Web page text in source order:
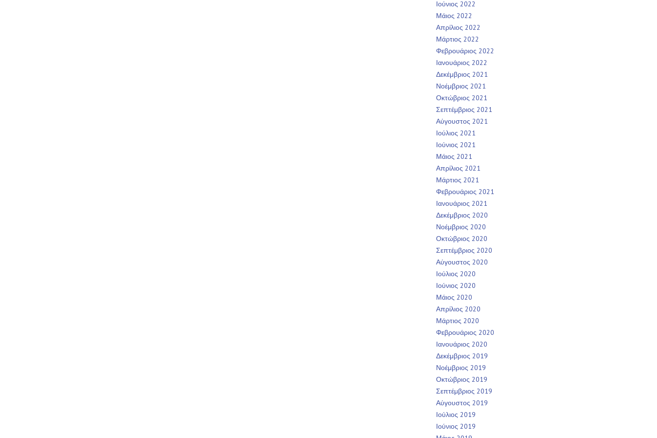
Ιούνιος 2022
Μάιος 2022
Απρίλιος 2022
Μάρτιος 2022
Φεβρουάριος 2022
Ιανουάριος 2022
Δεκέμβριος 2021
Νοέμβριος 2021
Οκτώβριος 2021
Σεπτέμβριος 2021
Αύγουστος 2021
Ιούλιος 2021
Ιούνιος 2021
Μάιος 2021
Απρίλιος 2021
Μάρτιος 2021
Φεβρουάριος 2021
Ιανουάριος 2021
Δεκέμβριος 2020
Νοέμβριος 2020
Οκτώβριος 2020
Σεπτέμβριος 2020
Αύγουστος 2020
Ιούλιος 2020
Ιούνιος 2020
Μάιος 2020
Απρίλιος 2020
Μάρτιος 2020
Φεβρουάριος 2020
Ιανουάριος 2020
Δεκέμβριος 2019
Νοέμβριος 2019
Οκτώβριος 2019
Σεπτέμβριος 2019
Αύγουστος 2019
Ιούλιος 2019
Ιούνιος 2019